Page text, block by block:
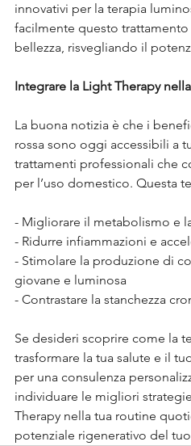
innovativi per la terapia
facilmente questo
bellezza, risvegliando il
Integrare la Light Therapy
La buona notizia è che i
rossa sono oggi accessibili a
trattamenti professionali che
per l’uso domestico. Questa
- Migliorare il metabolismo e
- Ridurre infiammazioni e
- Stimolare la produzione di
giovane e luminosa
- Contrastare la stanchezza
Se desideri scoprire come la
trasformare la tua salute e il
per una consulenza
individuare le migliori
Therapy nella tua routine
potenziale rigenerativo del